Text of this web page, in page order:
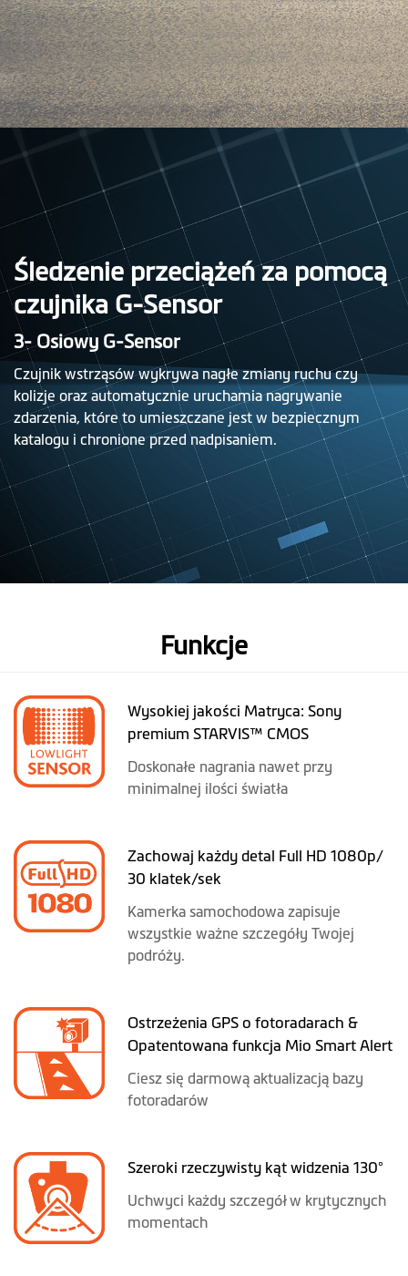
Śledzenie przeciążeń za pomocą
czujnika G-Sensor
3- Osiowy G-Sensor
Czujnik wstrząsów wykrywa nagłe zmiany ruchu czy
kolizje oraz automatycznie uruchamia nagrywanie
zdarzenia, które to umieszczane jest w bezpiecznym
katalogu i chronione przed nadpisaniem.
Funkcje
Wysokiej jakości Matryca: Sony
premium STARVIS™ CMOS
Doskonałe nagrania nawet przy
minimalnej ilości światła
Zachowaj każdy detal Full HD 1080p/
30 klatek/sek
Kamerka samochodowa zapisuje
wszystkie ważne szczegóły Twojej
podróży.
Ostrzeżenia GPS o fotoradarach &
Opatentowana funkcja Mio Smart Alert
Ciesz się darmową aktualizacją bazy
fotoradarów
Szeroki rzeczywisty kąt widzenia 130°
Uchwyci każdy szczegół w krytycznych
momentach